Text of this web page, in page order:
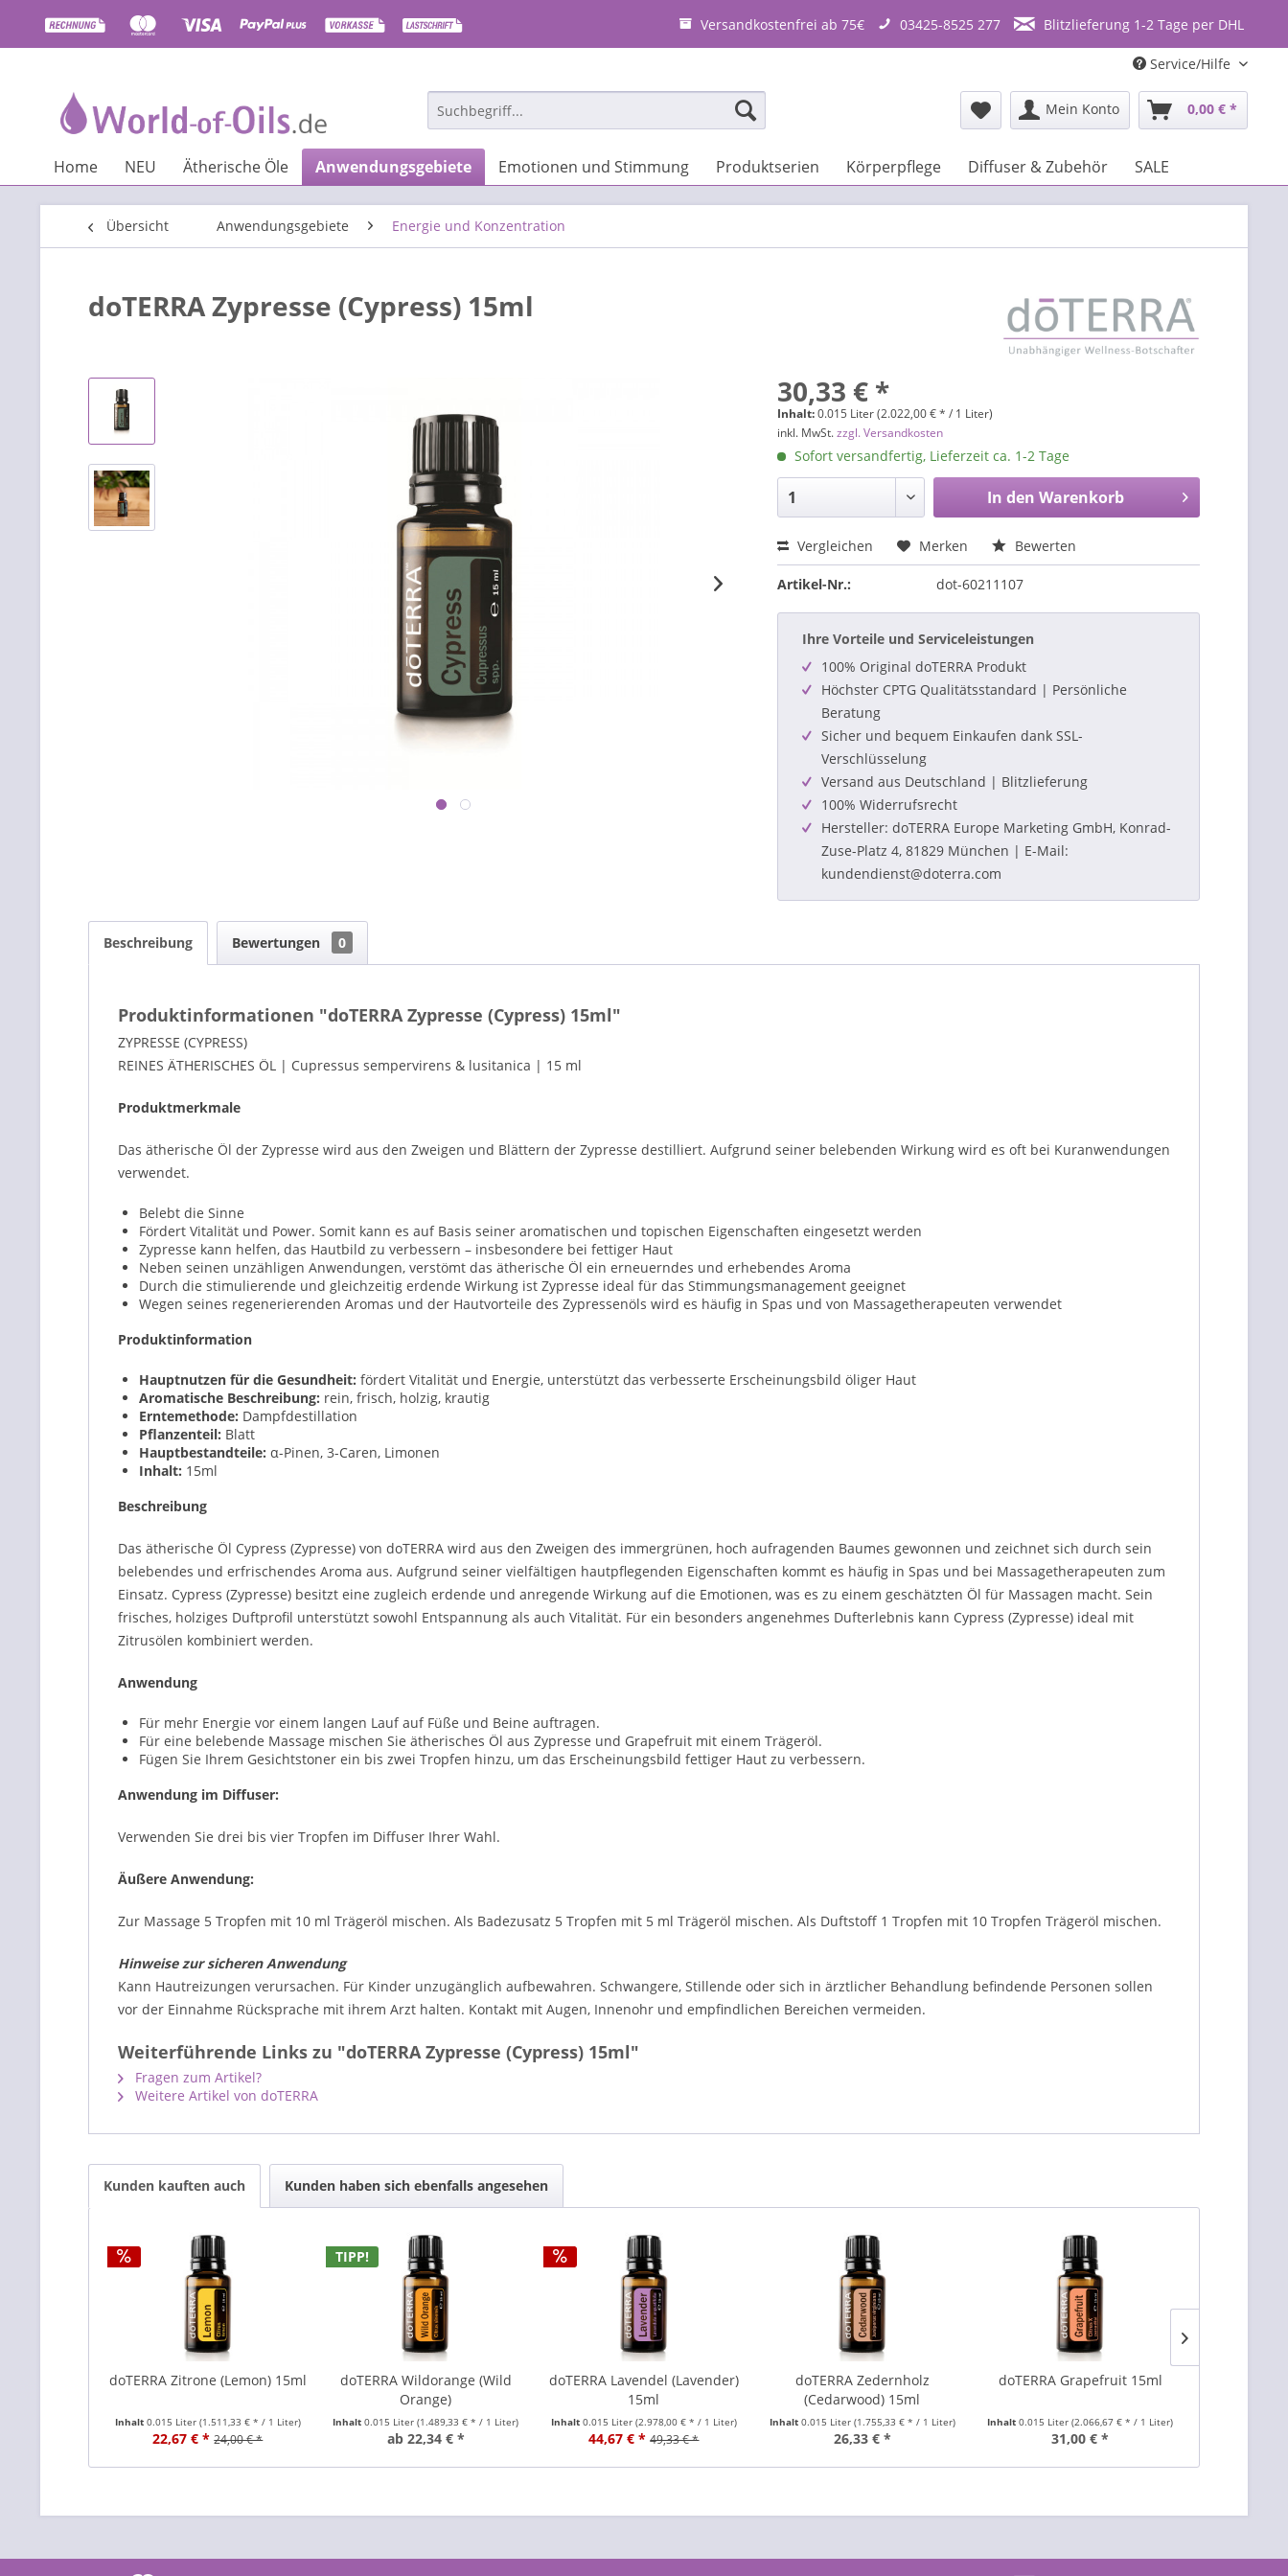
Versandkostenfrei ab 75€ 03425-8525 277 Blitzlieferung 1-2 Tage per DHL
Service/Hilfe
Mein Konto 0,00 € *
Home NEU Ätherische Öle Anwendungsgebiete Emotionen und Stimmung Produktserien Körperpflege Diffuser & Zubehör SALE
Übersicht Anwendungsgebiete Energie und Konzentration
doTERRA Zypresse (Cypress) 15ml
30,33 € *
Inhalt:0.015 Liter (2.022,00 € * / 1 Liter)
inkl. MwSt.zzgl. Versandkosten
Sofort versandfertig, Lieferzeit ca. 1-2 Tage
In den Warenkorb
Vergleichen Merken Bewerten
Artikel-Nr.: dot-60211107
Ihre Vorteile und Serviceleistungen
100% Original doTERRA Produkt
Höchster CPTG Qualitätsstandard | Persönliche
Beratung
Sicher und bequem Einkaufen dank SSL-
Verschlüsselung
Versand aus Deutschland | Blitzlieferung
100% Widerrufsrecht
Hersteller: doTERRA Europe Marketing GmbH, Konrad-
Zuse-Platz 4, 81829 München | E-Mail:
kundendienst@doterra.com
Beschreibung Bewertungen 0
Produktinformationen "doTERRA Zypresse (Cypress) 15ml"
ZYPRESSE (CYPRESS)
REINES ÄTHERISCHES ÖL | Cupressus sempervirens & lusitanica | 15 ml
Produktmerkmale
Das ätherische Öl der Zypresse wird aus den Zweigen und Blättern der Zypresse destilliert. Aufgrund seiner belebenden Wirkung wird es oft bei Kuranwendungen
verwendet.
Belebt die Sinne
Fördert Vitalität und Power. Somit kann es auf Basis seiner aromatischen und topischen Eigenschaften eingesetzt werden
Zypresse kann helfen, das Hautbild zu verbessern – insbesondere bei fettiger Haut
Neben seinen unzähligen Anwendungen, verstömt das ätherische Öl ein erneuerndes und erhebendes Aroma
Durch die stimulierende und gleichzeitig erdende Wirkung ist Zypresse ideal für das Stimmungsmanagement geeignet
Wegen seines regenerierenden Aromas und der Hautvorteile des Zypressenöls wird es häufig in Spas und von Massagetherapeuten verwendet
Produktinformation
Hauptnutzen für die Gesundheit: fördert Vitalität und Energie, unterstützt das verbesserte Erscheinungsbild öliger Haut
Aromatische Beschreibung: rein, frisch, holzig, krautig
Erntemethode: Dampfdestillation
Pflanzenteil: Blatt
Hauptbestandteile: α-Pinen, 3-Caren, Limonen
Inhalt: 15ml
Beschreibung
Das ätherische Öl Cypress (Zypresse) von doTERRA wird aus den Zweigen des immergrünen, hoch aufragenden Baumes gewonnen und zeichnet sich durch sein
belebendes und erfrischendes Aroma aus. Aufgrund seiner vielfältigen hautpflegenden Eigenschaften kommt es häufig in Spas und bei Massagetherapeuten zum
Einsatz. Cypress (Zypresse) besitzt eine zugleich erdende und anregende Wirkung auf die Emotionen, was es zu einem geschätzten Öl für Massagen macht. Sein
frisches, holziges Duftprofil unterstützt sowohl Entspannung als auch Vitalität. Für ein besonders angenehmes Dufterlebnis kann Cypress (Zypresse) ideal mit
Zitrusölen kombiniert werden.
Anwendung
Für mehr Energie vor einem langen Lauf auf Füße und Beine auftragen.
Für eine belebende Massage mischen Sie ätherisches Öl aus Zypresse und Grapefruit mit einem Trägeröl.
Fügen Sie Ihrem Gesichtstoner ein bis zwei Tropfen hinzu, um das Erscheinungsbild fettiger Haut zu verbessern.
Anwendung im Diffuser:
Verwenden Sie drei bis vier Tropfen im Diffuser Ihrer Wahl.
Äußere Anwendung:
Zur Massage 5 Tropfen mit 10 ml Trägeröl mischen. Als Badezusatz 5 Tropfen mit 5 ml Trägeröl mischen. Als Duftstoff 1 Tropfen mit 10 Tropfen Trägeröl mischen.
Hinweise zur sicheren Anwendung
Kann Hautreizungen verursachen. Für Kinder unzugänglich aufbewahren. Schwangere, Stillende oder sich in ärztlicher Behandlung befindende Personen sollen
vor der Einnahme Rücksprache mit ihrem Arzt halten. Kontakt mit Augen, Innenohr und empfindlichen Bereichen vermeiden.
Weiterführende Links zu "doTERRA Zypresse (Cypress) 15ml"
Fragen zum Artikel?
Weitere Artikel von doTERRA
Kunden kauften auch Kunden haben sich ebenfalls angesehen
doTERRA Zitrone (Lemon) 15ml
Inhalt 0.015 Liter (1.511,33 € * / 1 Liter)
22,67 € * 24,00 € *
TIPP!
doTERRA Wildorange (Wild
Orange)
Inhalt0.015 Liter(1.489,33 € * / 1 Liter)
ab 22,34 € *
doTERRA Lavendel (Lavender)
15ml
Inhalt 0.015 Liter (2.978,00 € * / 1 Liter)
44,67 € * 49,33 € *
doTERRA Zedernholz
(Cedarwood) 15ml
Inhalt 0.015 Liter (1.755,33 € * / 1 Liter)
26,33 € *
doTERRA Grapefruit 15ml
Inhalt0.015 Liter(2.066,67 € * / 1 Liter)
31,00 € *